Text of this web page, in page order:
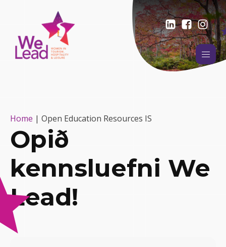
Home | Open Education Resources IS
Opið
kennsluefni We
Lead!